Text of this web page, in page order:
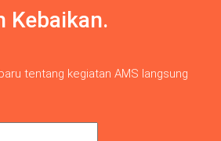
Kebaikan.
tentang kegiatan AMS langsung